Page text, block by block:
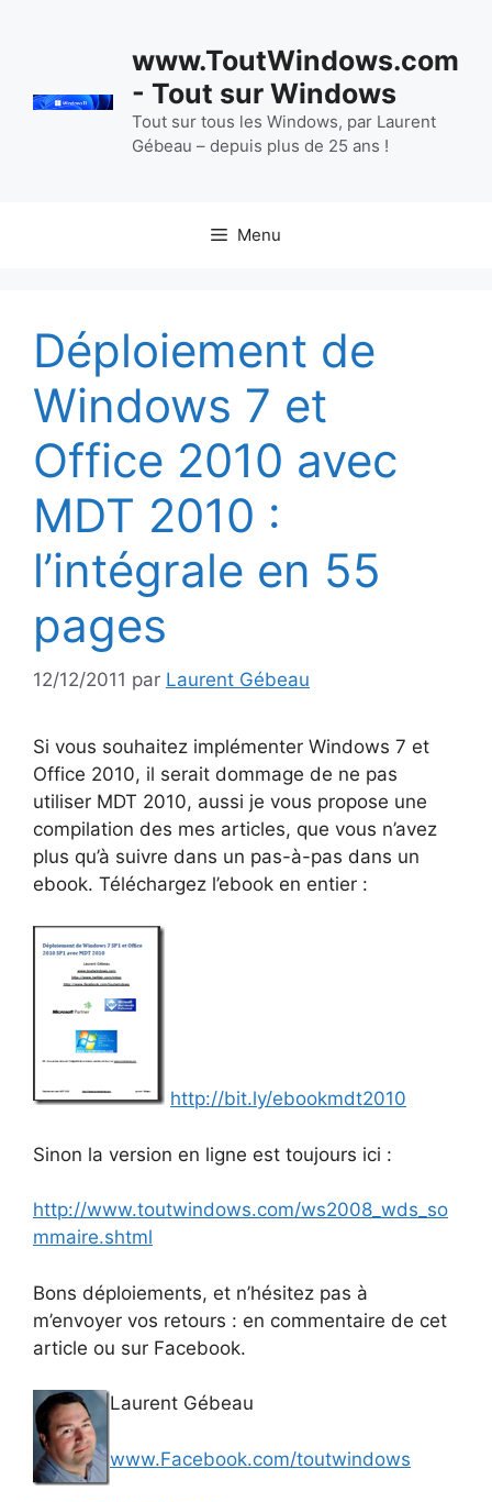
www.ToutWindows.com
- Tout sur Windows
Tout sur tous les Windows, par Laurent
Gébeau – depuis plus de 25 ans !
Menu
Déploiement de
Windows 7 et
Office 2010 avec
MDT 2010 :
l’intégrale en 55
pages
12/12/2011 par Laurent Gébeau
Si vous souhaitez implémenter Windows 7 et
Office 2010, il serait dommage de ne pas
utiliser MDT 2010, aussi je vous propose une
compilation des mes articles, que vous n’avez
plus qu’à suivre dans un pas-à-pas dans un
ebook. Téléchargez l’ebook en entier :
http://bit.ly/ebookmdt2010
Sinon la version en ligne est toujours ici :
http://www.toutwindows.com/ws2008_wds_so
mmaire.shtml
Bons déploiements, et n’hésitez pas à
m’envoyer vos retours : en commentaire de cet
article ou sur Facebook.
Laurent Gébeau
www.Facebook.com/toutwindows